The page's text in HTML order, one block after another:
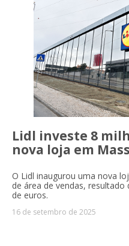
Lidl investe 8
nova loja em
O Lidl inaugurou uma nova
de área de vendas,
de euros.
16 de setembro de 2025